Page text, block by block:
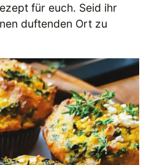
für euch. Seid ihr
duftenden Ort zu